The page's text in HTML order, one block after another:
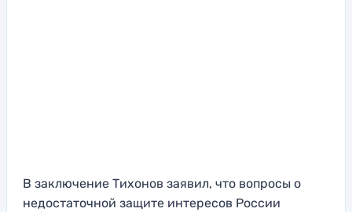
В заключение Тихонов заявил, что вопросы о
недостаточной защите интересов России